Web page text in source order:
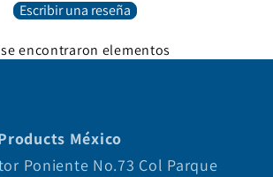
Escribir una reseña
encontraron elementos
México
Poniente No.73 Col Parque